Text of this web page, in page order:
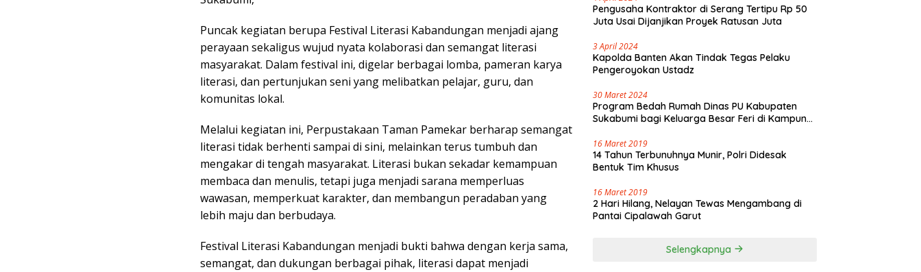
Puncak kegiatan berupa Festival Literasi Kabandungan menjadi ajang
perayaan sekaligus wujud nyata kolaborasi dan semangat literasi
masyarakat. Dalam festival ini, digelar berbagai lomba, pameran karya
literasi, dan pertunjukan seni yang melibatkan pelajar, guru, dan
komunitas lokal.
Melalui kegiatan ini, Perpustakaan Taman Pamekar berharap semangat
literasi tidak berhenti sampai di sini, melainkan terus tumbuh dan
mengakar di tengah masyarakat. Literasi bukan sekadar kemampuan
membaca dan menulis, tetapi juga menjadi sarana memperluas
wawasan, memperkuat karakter, dan membangun peradaban yang
lebih maju dan berbudaya.
Festival Literasi Kabandungan menjadi bukti bahwa dengan kerja sama,
semangat, dan dukungan berbagai pihak, literasi dapat menjadi
Pengusaha Kontraktor di Serang Tertipu Rp 50
Juta Usai Dijanjikan Proyek Ratusan Juta
3 April 2024
Kapolda Banten Akan Tindak Tegas Pelaku
Pengeroyokan Ustadz
30 Maret 2024
Program Bedah Rumah Dinas PU Kabupaten
Sukabumi bagi Keluarga Besar Feri di Kampung
16 Maret 2019
14 Tahun Terbunuhnya Munir, Polri Didesak
Bentuk Tim Khusus
16 Maret 2019
2 Hari Hilang, Nelayan Tewas Mengambang di
Pantai Cipalawah Garut
Selengkapnya